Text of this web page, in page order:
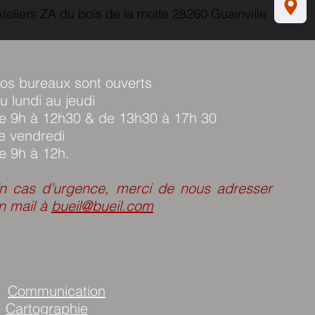
ZA du bois de la motte 28260 Guainville
bureaux sont ouverts
lundi au jeudi
9h à 12h30 & de 13h30 à 17h 30
vendredi
9h à 12h.
cas d’urgence, merci de nous adresser
mail à bueil@bueil.com
Communication
Cartographie